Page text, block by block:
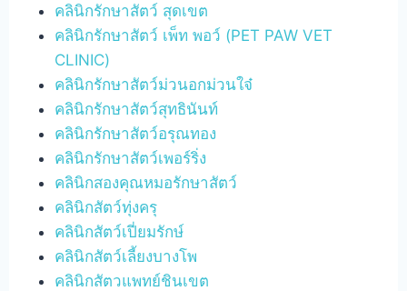
คลินิกรักษาสัตว์ สุดเขต
คลินิกรักษาสัตว์ เพ็ท พอว์ (PET PAW VET
CLINIC)
คลินิกรักษาสัตว์ม่วนอกม่วนใจ๋
คลินิกรักษาสัตว์สุทธินันท์
คลินิกรักษาสัตว์อรุณทอง
คลินิกรักษาสัตว์เพอร์ริ่ง
คลินิกสองคุณหมอรักษาสัตว์
คลินิกสัตว์ทุ่งครุ
คลินิกสัตว์เปี่ยมรักษ์
คลินิกสัตว์เลี้ยงบางโพ
คลินิกสัตวแพทย์ชินเขต